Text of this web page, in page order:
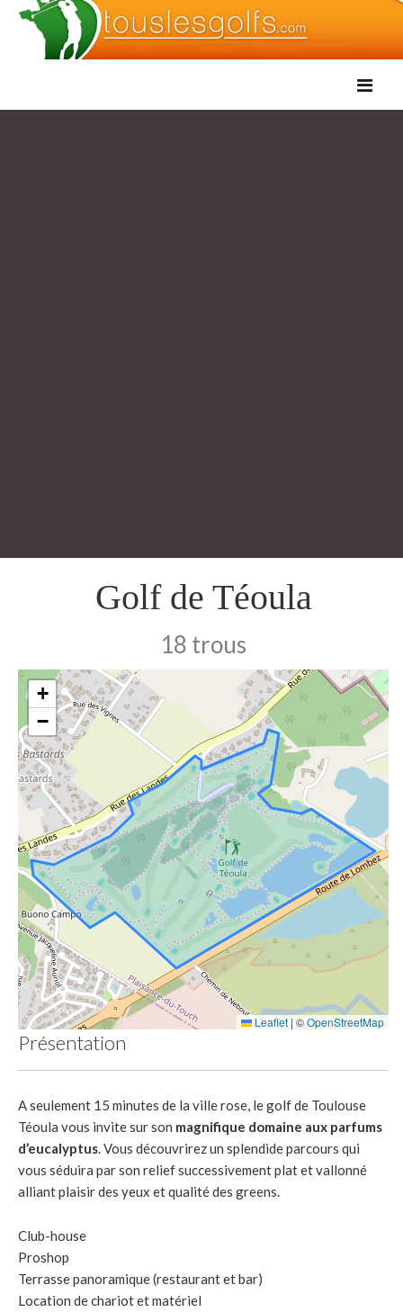
Golf de Téoula
18 trous
+
−
Leaflet | ©OpenStreetMap
Présentation
A seulement 15 minutes de la ville rose, le golf de Toulouse
Téoula vous invite sur son magnifique domaine aux parfums
d’eucalyptus. Vous découvrirez un splendide parcours qui
vous séduira par son relief successivement plat et vallonné
alliant plaisir des yeux et qualité des greens.
Club-house
Proshop
Terrasse panoramique (restaurant et bar)
Location de chariot et matériel